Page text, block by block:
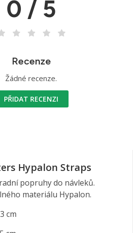
0 / 5
Recenze
Žádné recenze.
PŘIDAT RECENZI
Hypalon Straps
popruhy do návleků.
materiálu Hypalon.
cm